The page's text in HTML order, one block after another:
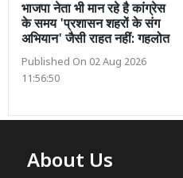
भाजपा नेता भी मान रहे है कांग्रेस
के समय 'प्रशासन शहरों के संग
अभियान' जैसी राहत नहीं: गहलोत
Published On 02 Aug 2026
11:56:50
About Us